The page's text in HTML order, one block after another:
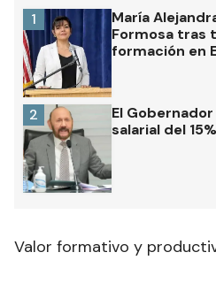
María
Formosa tras
formación en
1
El
salarial del
2
Valor formativo y